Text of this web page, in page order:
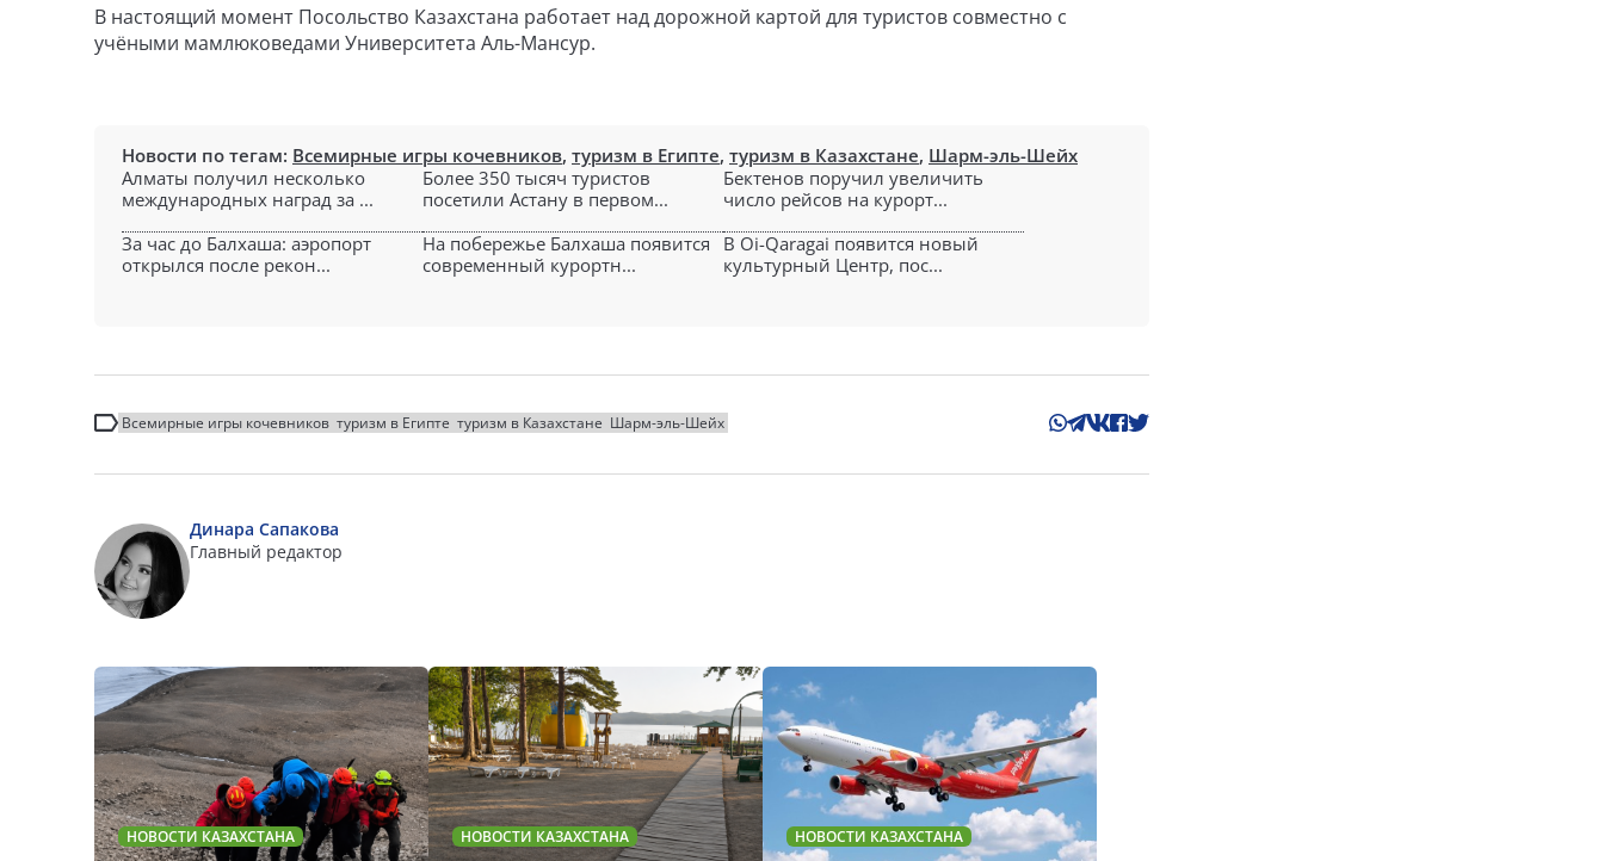
В настоящий момент Посольство Казахстана работает над дорожной картой для туристов совместно с
учёными мамлюковедами Университета Аль-Мансур.
Новости по тегам: Всемирные игры кочевников, туризм в Египте, туризм в Казахстане, Шарм-эль-Шейх
Алматы получил несколько
международных наград за ...
Более 350 тысяч туристов
посетили Астану в первом...
Бектенов поручил увеличить
число рейсов на курорт...
За час до Балхаша: аэропорт
открылся после рекон...
На побережье Балхаша появится
современный курортн...
В Oi-Qaragai появится новый
культурный Центр, пос...
Всемирные игры кочевников туризм в Египте туризм в Казахстане Шарм-эль-Шейх
Динара Сапакова
Главный редактор
НОВОСТИ КАЗАХСТАНА НОВОСТИ КАЗАХСТАНА НОВОСТИ КАЗАХСТАНА